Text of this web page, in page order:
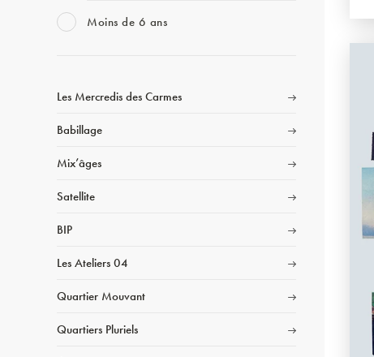
Moins de 6 ans
Les Mercredis des Carmes
Babillage
Mix’âges
Satellite
BIP
Les Ateliers 04
Quartier Mouvant
Quartiers Pluriels